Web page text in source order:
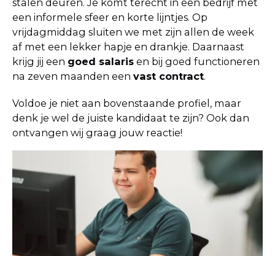
een informele sfeer en korte lijntjes. Op
vrijdagmiddag sluiten we met zijn allen de week
af met een lekker hapje en drankje. Daarnaast
krijg jij een goed salaris en bij goed functioneren
na zeven maanden een vast contract.
Voldoe je niet aan bovenstaande profiel, maar
denk je wel de juiste kandidaat te zijn? Ook dan
ontvangen wij graag jouw reactie!